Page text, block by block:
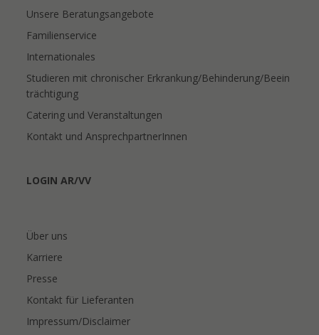
Unsere Beratungsangebote
Familienservice
Internationales
Studieren mit chronischer Erkrankung/Behinderung/Beein
trächtigung
Catering und Veranstaltungen
Kontakt und AnsprechpartnerInnen
LOGIN AR/VV
Über uns
Karriere
Presse
Kontakt für Lieferanten
Impressum/Disclaimer